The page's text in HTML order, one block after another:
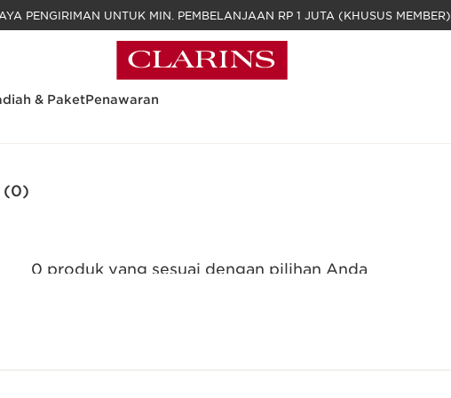
GRATIS BIAYA PENGIRIMAN UNTUK MIN. PEMBELANJAAN RP 1 JUTA (KHUSUS MEMBER)
& PaketPenawaran
(0)
0 produk yang sesuai dengan pilihan Anda